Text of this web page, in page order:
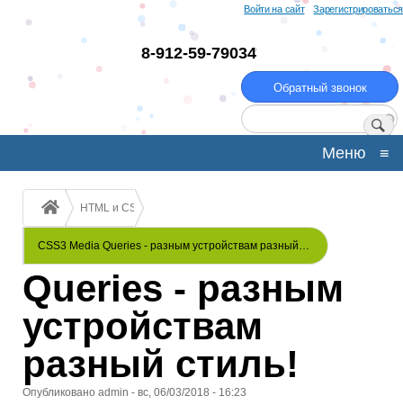
Перейти
основному
содержанию
Зарегистрироваться
Войти на сайт
8-912-59-79034
Обратный звонок
Поиск
Меню ≡
Строка
навигации
HTML и CSS
CSS3 Media Queries - разным устройствам разный…
CSS3 Media
Queries - разным
устройствам
разный стиль!
Опубликовано admin - вс, 06/03/2018 - 16:23